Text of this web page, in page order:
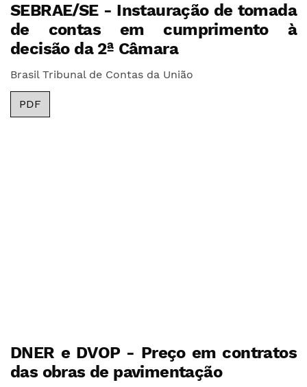
SEBRAE/SE - Instauração de tomada
de contas em cumprimento à
decisão da 2ª Câmara
Brasil Tribunal de Contas da União
PDF
DNER e DVOP - Preço em contratos
das obras de pavimentação